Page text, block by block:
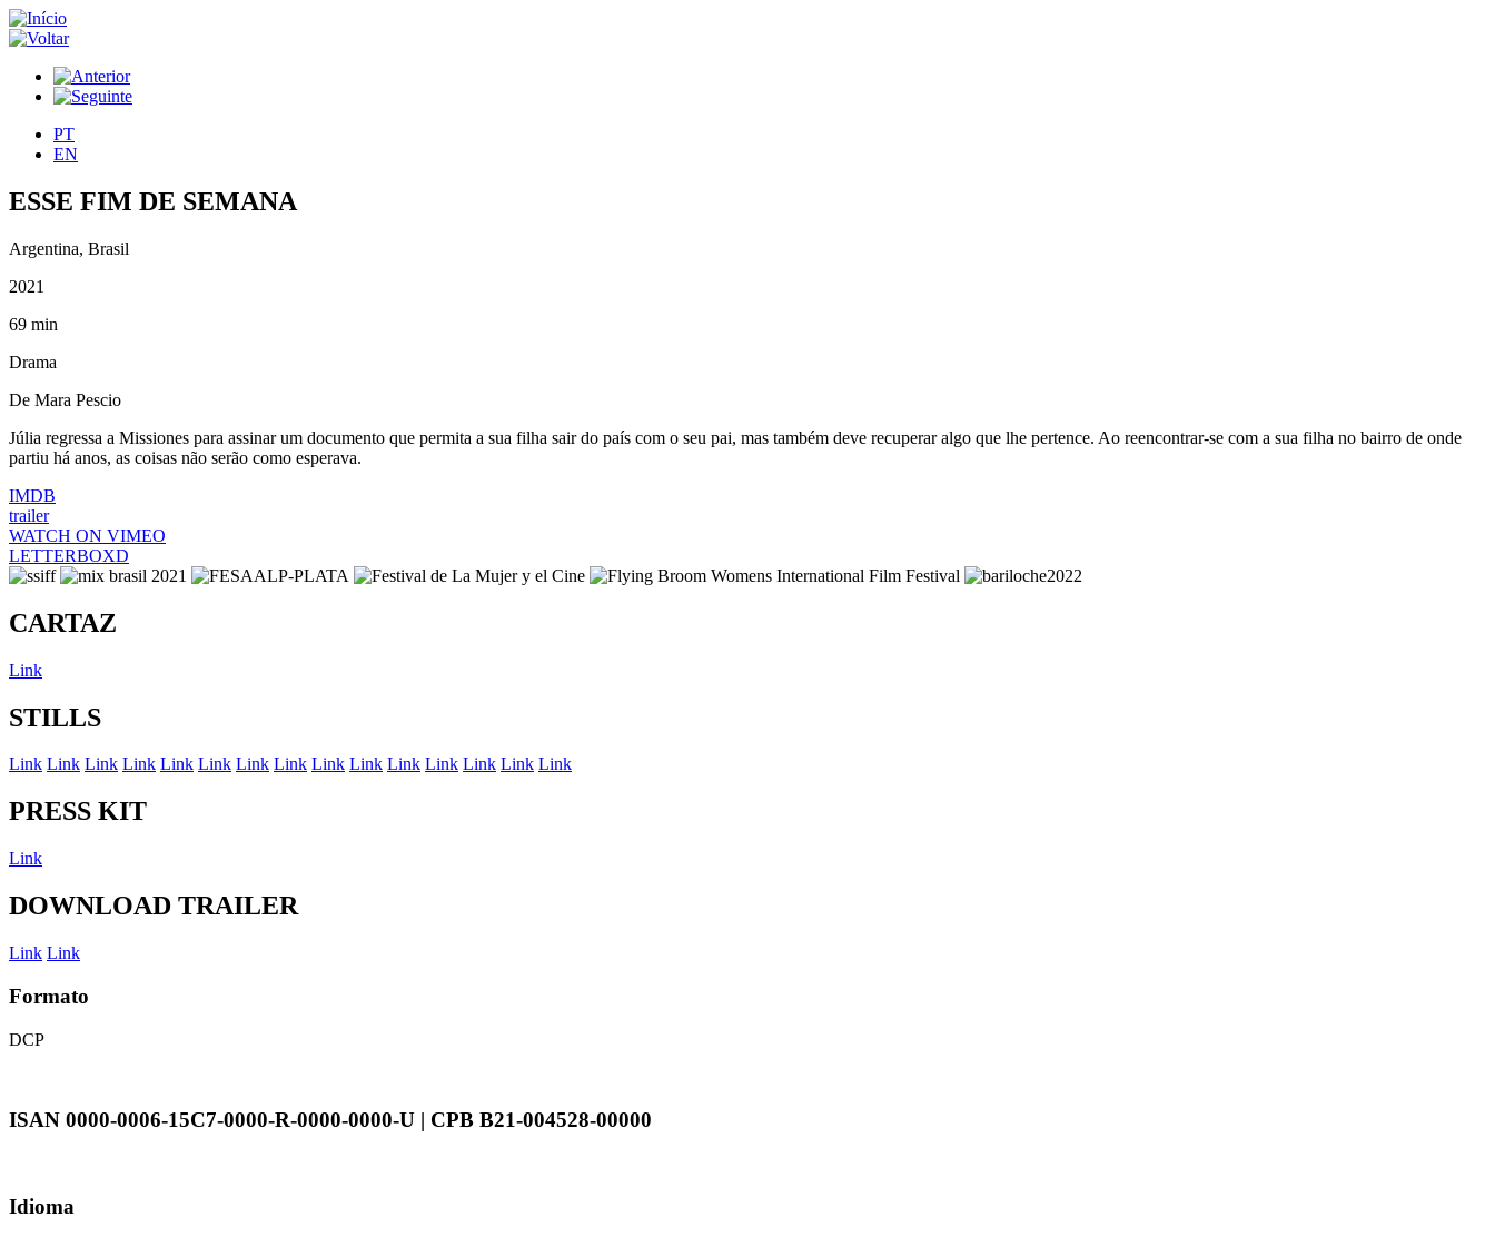
PT
EN
ESSE FIM DE SEMANA
Argentina, Brasil
2021
69 min
Drama
De Mara Pescio
Júlia regressa a Missiones para assinar um documento que permita a sua filha sair do país com o seu pai, mas também deve recuperar algo que lhe pertence. Ao reencontrar-se com a sua filha no bairro de onde
partiu há anos, as coisas não serão como esperava.
IMDB
trailer
WATCH ON VIMEO
LETTERBOXD
CARTAZ
Link
STILLS
Link Link Link Link Link Link Link Link Link Link Link Link Link Link Link
PRESS KIT
Link
DOWNLOAD TRAILER
Link Link
Formato
DCP
ISAN 0000-0006-15C7-0000-R-0000-0000-U | CPB B21-004528-00000
Idioma